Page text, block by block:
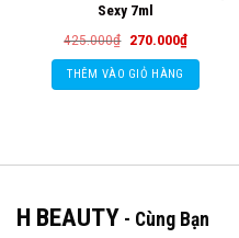
Sexy 7ml
425.000₫ Giá
là:
425.000₫.
270.000₫Giá
hiện
tại
270.000₫.
THÊM VÀO GIỎ HÀNG
H BEAUTY - Cùng Bạn